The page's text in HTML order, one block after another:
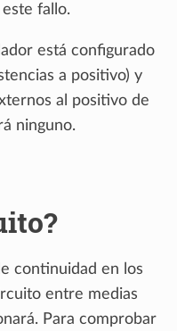
fallo.
está configurado
a positivo) y
al positivo de
ninguno.
continuidad en los
entre medias
Para comprobar